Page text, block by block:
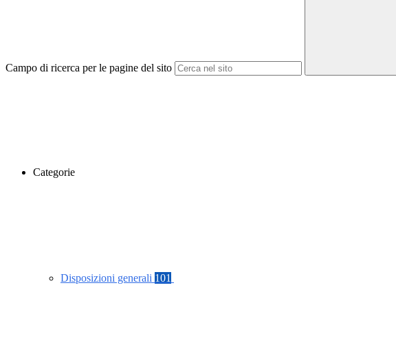
Campo di ricerca per le pagine del sito
Categorie
Disposizioni generali 101